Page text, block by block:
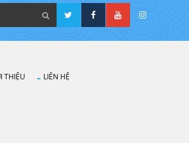
THIỆU LIÊN HỆ